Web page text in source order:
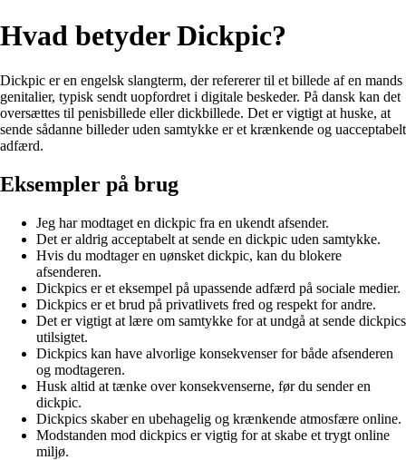
Hvad betyder Dickpic?
Dickpic er en engelsk slangterm, der refererer til et billede af en mands
genitalier, typisk sendt uopfordret i digitale beskeder. På dansk kan det
oversættes til penisbillede eller dickbillede. Det er vigtigt at huske, at
sende sådanne billeder uden samtykke er et krænkende og uacceptabelt
adfærd.
Eksempler på brug
Jeg har modtaget en dickpic fra en ukendt afsender.
Det er aldrig acceptabelt at sende en dickpic uden samtykke.
Hvis du modtager en uønsket dickpic, kan du blokere
afsenderen.
Dickpics er et eksempel på upassende adfærd på sociale medier.
Dickpics er et brud på privatlivets fred og respekt for andre.
Det er vigtigt at lære om samtykke for at undgå at sende dickpics
utilsigtet.
Dickpics kan have alvorlige konsekvenser for både afsenderen
og modtageren.
Husk altid at tænke over konsekvenserne, før du sender en
dickpic.
Dickpics skaber en ubehagelig og krænkende atmosfære online.
Modstanden mod dickpics er vigtig for at skabe et trygt online
miljø.